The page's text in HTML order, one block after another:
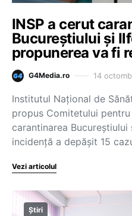
INSP a cerut
Bucureștiului și
propunerea va fi
G4Media.ro 14
Institutul Național de
propus Comitetului
carantinarea
incidență a depășit 15
Vezi articolul
Știri